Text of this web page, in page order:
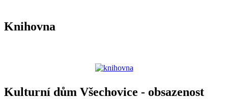
Knihovna
Kulturní dům Všechovice - obsazenost